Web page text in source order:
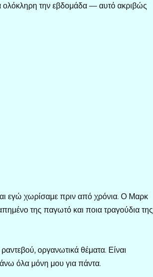
ολόκληρη την εβδομάδα — αυτό ακριβώς
εγώ χωρίσαμε πριν από χρόνια. Ο Μαρκ
της παγωτό και ποια τραγούδια της
οργανωτικά θέματα. Είναι
όλα μόνη μου για πάντα.